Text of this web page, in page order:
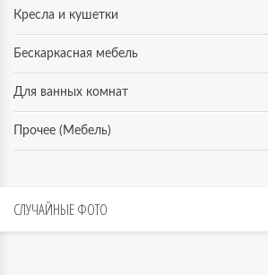
Кресла и кушетки
Бескаркасная мебель
Для ванных комнат
Прочее (Мебель)
СЛУЧАЙНЫЕФОТО